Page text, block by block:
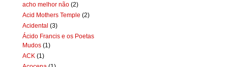
acho melhor não (2)
Acid Mothers Temple (2)
Acidental (3)
Ácido Francis e os Poetas
Mudos (1)
ACK (1)